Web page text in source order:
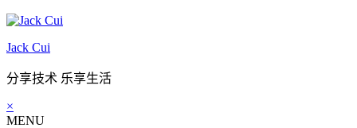
Jack Cui
分享技术 乐享生活
×
MENU